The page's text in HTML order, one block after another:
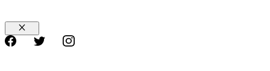
Fermer